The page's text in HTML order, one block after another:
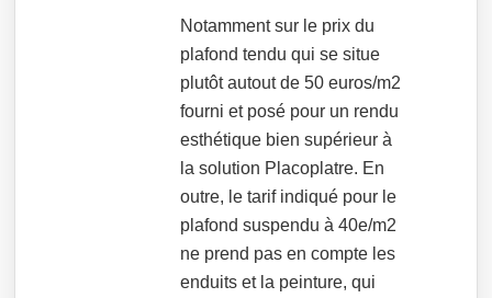
Notamment sur le prix du
plafond tendu qui se situe
plutôt autout de 50 euros/m2
fourni et posé pour un rendu
esthétique bien supérieur à
la solution Placoplatre. En
outre, le tarif indiqué pour le
plafond suspendu à 40e/m2
ne prend pas en compte les
enduits et la peinture, qui